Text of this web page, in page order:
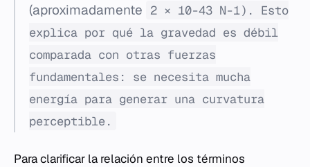
(aproximadamente 2 × 10-43 N-1). Esto
explica por qué la gravedad es débil
comparada con otras fuerzas
fundamentales: se necesita mucha
energía para generar una curvatura
perceptible.
Para clarificar la relación entre los términos